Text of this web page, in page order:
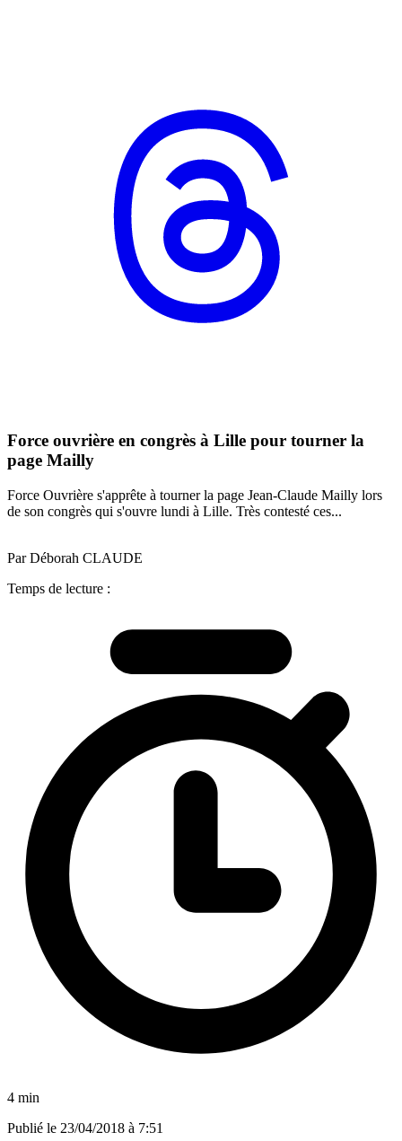
Force ouvrière en congrès à Lille pour tourner la
page Mailly
Force Ouvrière s'apprête à tourner la page Jean-Claude Mailly lors
de son congrès qui s'ouvre lundi à Lille. Très contesté ces...
Par Déborah CLAUDE
Temps de lecture :
4 min
Publié le 23/04/2018 à 7:51